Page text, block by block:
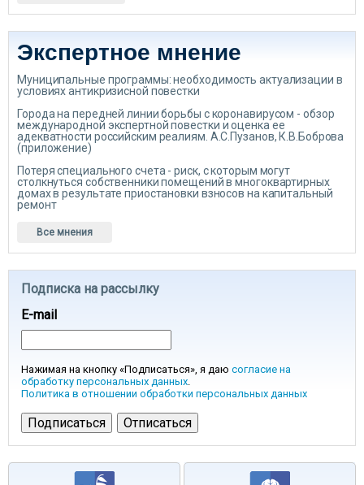
Экспертное мнение
Муниципальные программы: необходимость актуализации в
условиях антикризисной повестки
Города на передней линии борьбы с коронавирусом - обзор
международной экспертной повестки и оценка ее
адекватности российским реалиям. А.С.Пузанов, К.В.Боброва
(приложение)
Потеря специального счета - риск, с которым могут
столкнуться собственники помещений в многоквартирных
домах в результате приостановки взносов на капитальный
ремонт
Все мнения
Подписка на рассылку
E-mail
Нажимая на кнопку «Подписаться», я даю согласие на
обработку персональных данных.
Политика в отношении обработки персональных данных